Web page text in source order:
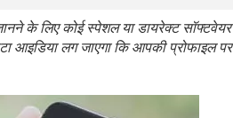
के लिए कोई स्पेशल या डायरेक्ट सॉफ्टवेयर
आइडिया लग जाएगा कि आपकी प्रोफाइल पर